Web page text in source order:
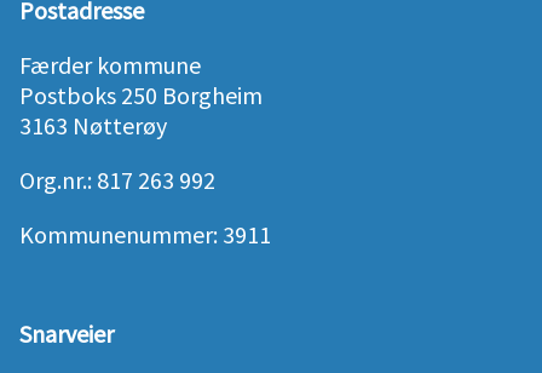
Postadresse
Færder kommune
Postboks 250 Borgheim
3163 Nøtterøy
Org.nr.: 817 263 992
Kommunenummer: 3911
Snarveier